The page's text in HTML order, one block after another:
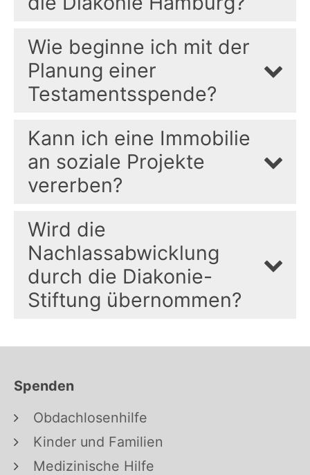
Wie beginne ich mit der
Planung einer
Testamentsspende?
Kann ich eine Immobilie
an soziale Projekte
vererben?
Wird die
Nachlassabwicklung
durch die Diakonie-
Stiftung übernommen?
Spenden
Obdachlosenhilfe
Kinder und Familien
Medizinische Hilfe